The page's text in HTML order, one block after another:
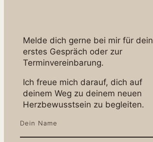
Melde dich gerne bei mir für dein
erstes Gespräch oder zur
Terminvereinbarung.
Ich freue mich darauf, dich auf
deinem Weg zu deinem neuen
Herzbewusstsein zu begleiten.
Dein Name